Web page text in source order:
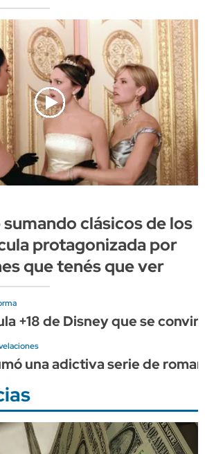
clásicos de los
protagonizada por
que tenés que ver
+18 de Disney que se
una adictiva serie de